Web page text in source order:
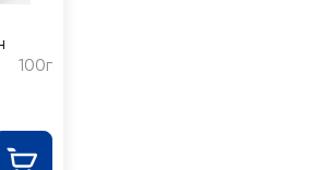
100г